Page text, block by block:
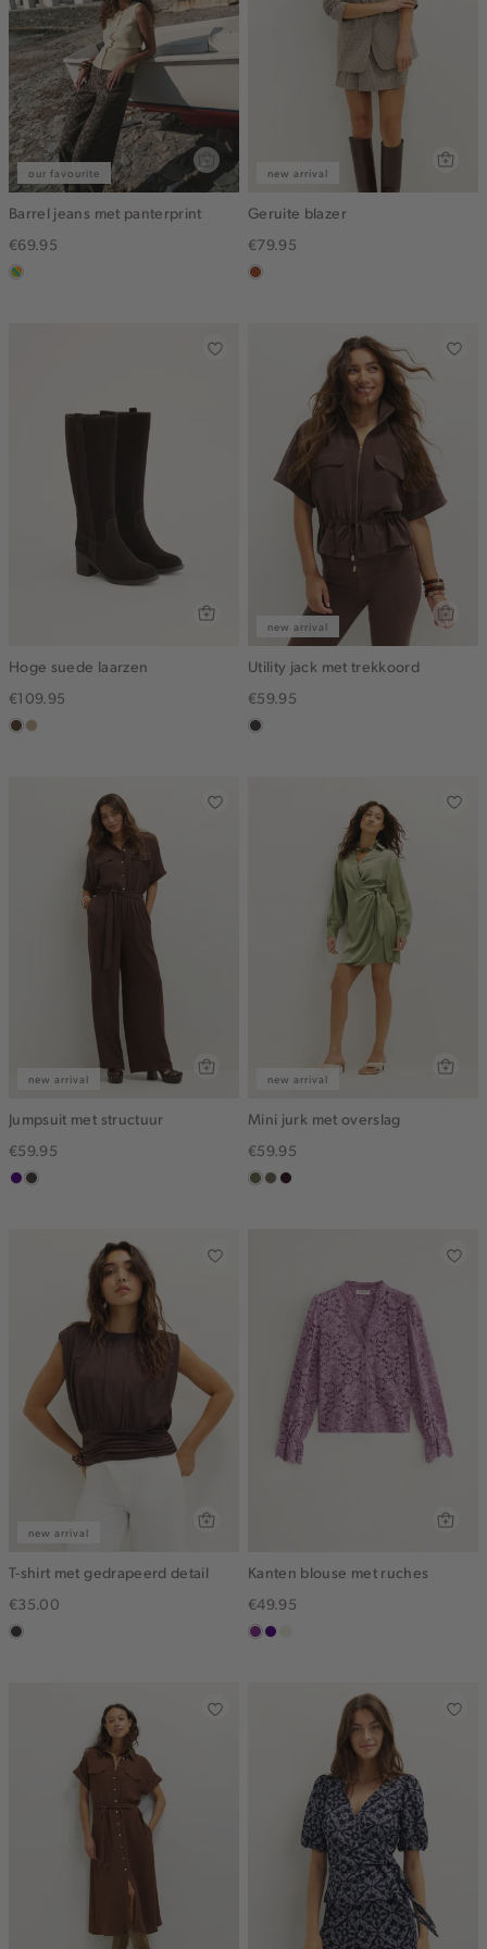
our favourite
Barrel jeans met panterprint
€69.95
meerkleurig
new arrival
Geruite blazer
€79.95
bruin
Hoge suede laarzen
€109.95
donkerbruin
zand
new arrival
Utility jack met trekkoord
€59.95
choco
new arrival
Jumpsuit met structuur
€59.95
indigochoco
new arrival
Mini jurk met overslag
€59.95
groen,
middenbruin
bordeaux,
new arrival
T-shirt met gedrapeerd detail
€35.00
choco
Kanten blouse met ruches
€49.95
middenpaars
indigo